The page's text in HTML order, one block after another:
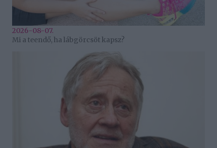
2026-08-07.
Mi a teendő, ha lábgörcsöt kapsz?